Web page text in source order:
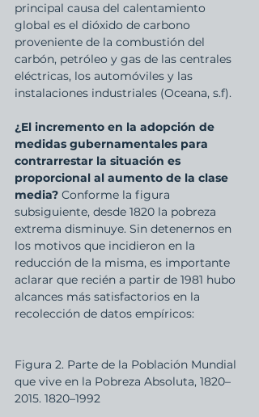
principal causa del calentamiento
global es el dióxido de carbono
proveniente de la combustión del
carbón, petróleo y gas de las centrales
eléctricas, los automóviles y las
instalaciones industriales (Oceana, s.f).
¿El incremento en la adopción de
medidas gubernamentales para
contrarrestar la situación es
proporcional al aumento de la clase
media? Conforme la figura
subsiguiente, desde 1820 la pobreza
extrema disminuye. Sin detenernos en
los motivos que incidieron en la
reducción de la misma, es importante
aclarar que recién a partir de 1981 hubo
alcances más satisfactorios en la
recolección de datos empíricos:
Figura 2. Parte de la Población Mundial
que vive en la Pobreza Absoluta, 1820–
2015. 1820–1992